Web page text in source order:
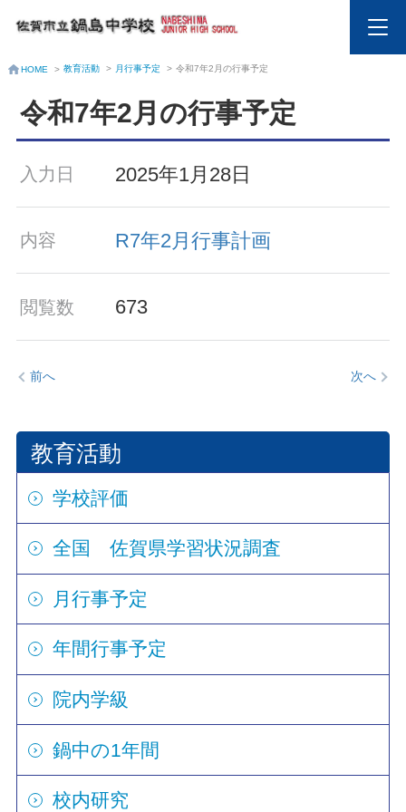
HOME > 教育活動 > 月行事予定 > 令和7年2月の行事予定
令和7年2月の行事予定
入力日 2025年1月28日
内容 R7年2月行事計画
閲覧数 673
前へ 次へ
教育活動
学校評価
全国 佐賀県学習状況調査
月行事予定
年間行事予定
院内学級
鍋中の1年間
校内研究